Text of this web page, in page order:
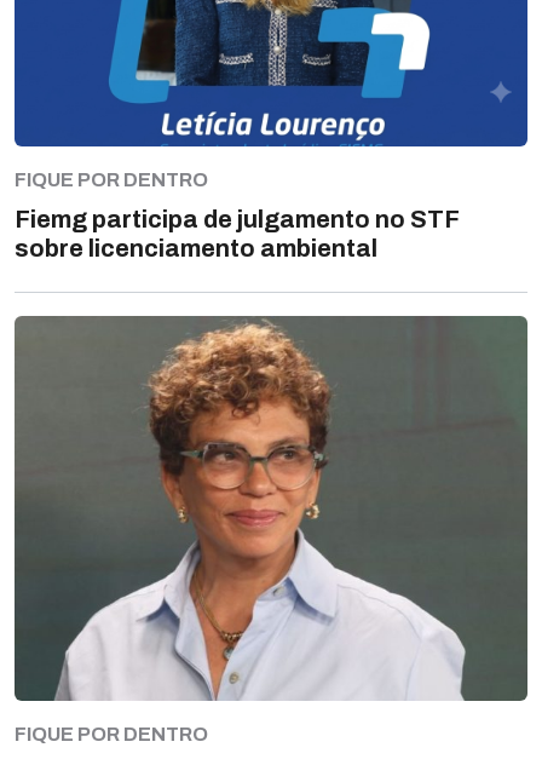
FIQUE POR DENTRO
Fiemg participa de julgamento no STF
sobre licenciamento ambiental
FIQUE POR DENTRO